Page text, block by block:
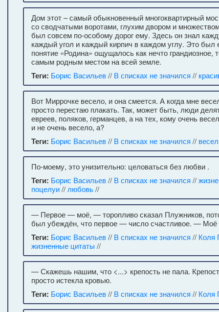
Дом этот – самый обыкновенный многоквартирный
со сводчатыми воротами, глухим двором и
был совсем по-особому дорог ему. Здесь он знал
каждый угол и каждый кирпич в каждом углу. Это был
понятие «Родина» ощущалось как нечто грандиозное,
самым родным местом на всей земле.
Теги: Борис Васильев// В списках не значился //
Вот Миррочке весело, и она смеется. А когда мне
просто перестаю плакать. Так, может быть, люди
евреев, поляков, германцев, а на тех, кому очень
и не очень весело, а?
Теги: Борис Васильев// В списках не значился //
По-моему, это унизительно: целоваться без любви .
Теги: Борис Васильев// В списках не значился //
поцелуи// любовь//
— Первое — моё, — торопливо сказал Плужников,
был убеждён, что первое — число счастливое. — Моё
Теги: Борис Васильев// В списках не значился // Коля
жизненные цитаты //
— Скажешь нашим, что <...> крепость не пала.
просто истекла кровью.
Теги: Борис Васильев// В списках не значился // Коля